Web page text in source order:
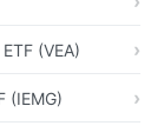
(VEA)
(IEMG)